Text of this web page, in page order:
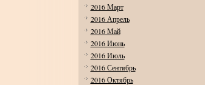
2016 Март
2016 Апрель
2016 Май
2016 Июнь
2016 Июль
2016 Сентябрь
2016 Октябрь